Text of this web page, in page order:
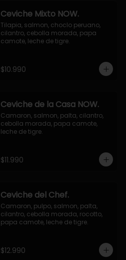
Ceviche Mixto NOW.
Tilapia, salmon, choclo peruano,
cilantro, cebolla morada, papa
camote, leche de tigre.
$10.990
Ceviche de la Casa NOW.
Camaron, salmon, palta, cilantro,
cebolla morada, papa camote,
leche de tigre.
$11.990
Ceviche del Chef.
Camaron, pulpo, salmon, palta,
cilantro, cebolla morada, rocotto,
papa camote, leche de tigre.
$12.990